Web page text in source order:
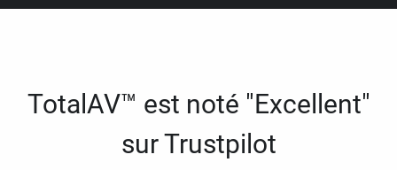
TotalAV™ est noté "Excellent"
sur Trustpilot